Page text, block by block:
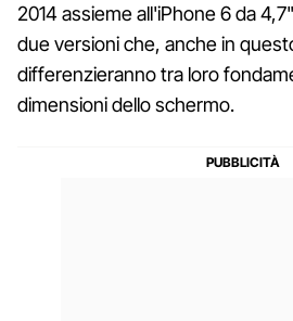
2014 assieme all'iPhone 6 da
due versioni che, anche in
differenzieranno tra loro
dimensioni dello schermo.